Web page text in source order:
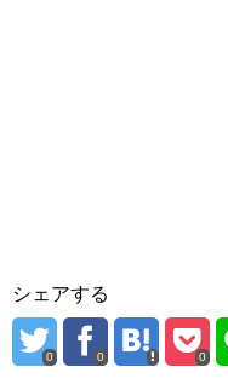
シェアする
0 0 0